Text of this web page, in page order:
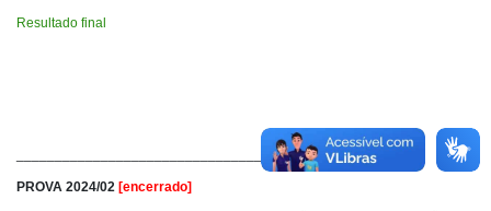
Resultado final
_________________________________________
PROVA 2024/02 [encerrado]